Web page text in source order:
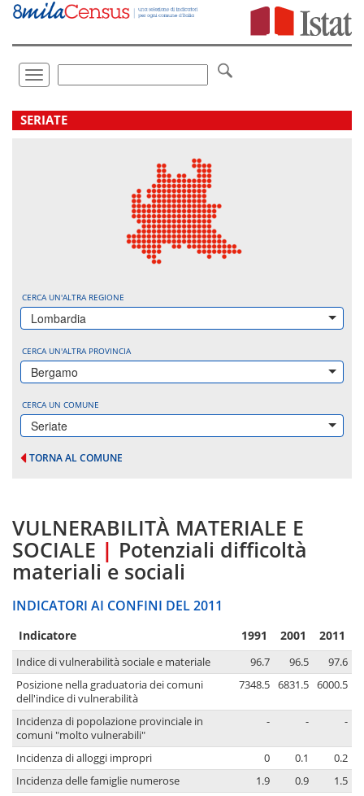
Vai
direttamente
Toggle
navigation
.
SERIATE
CERCA UN'ALTRA REGIONE
Lombardia
CERCA UN'ALTRA PROVINCIA
Bergamo
CERCA UN COMUNE
Seriate
TORNA AL COMUNE
VULNERABILITÀ MATERIALE E
SOCIALE | Potenziali difficoltà
materiali e sociali
INDICATORI AI CONFINI DEL 2011
Indicatore 1991 2001 2011
Indice di vulnerabilità sociale e materiale 96.7 96.5
97.6
Posizione nella graduatoria dei comuni
dell'indice di vulnerabilità
7348.5 6831.5 6000.5
Incidenza di popolazione provinciale in
comuni "molto vulnerabili"
- - -
Incidenza di alloggi impropri 0 0.1
0.2
Incidenza delle famiglie numerose
1.9 0.9
1.5